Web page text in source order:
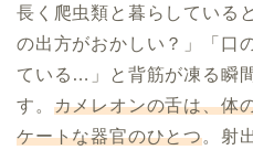
長く爬虫類と暮らしている
の出方がおかしい？」「口
ている…」と背筋が凍る瞬
す。 カメレオンの舌は、体
ケートな器官のひとつ。射